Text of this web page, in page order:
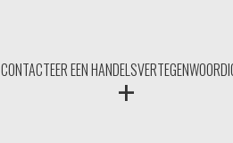
CONTACTEER EEN +